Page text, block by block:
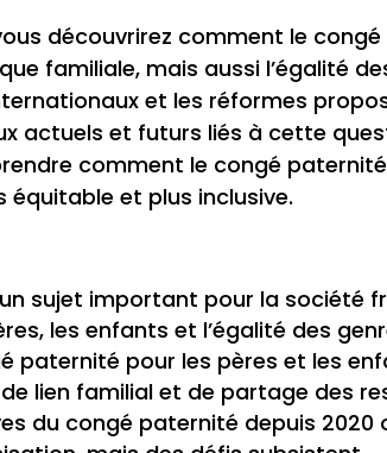
découvrirez comment le
familiale, mais aussi l’égalité
et les réformes
actuels et futurs liés à cette
comment le congé
et plus inclusive.
sujet important pour la société
les enfants et l’égalité des
paternité pour les pères et les
lien familial et de partage des
du congé paternité depuis 2020